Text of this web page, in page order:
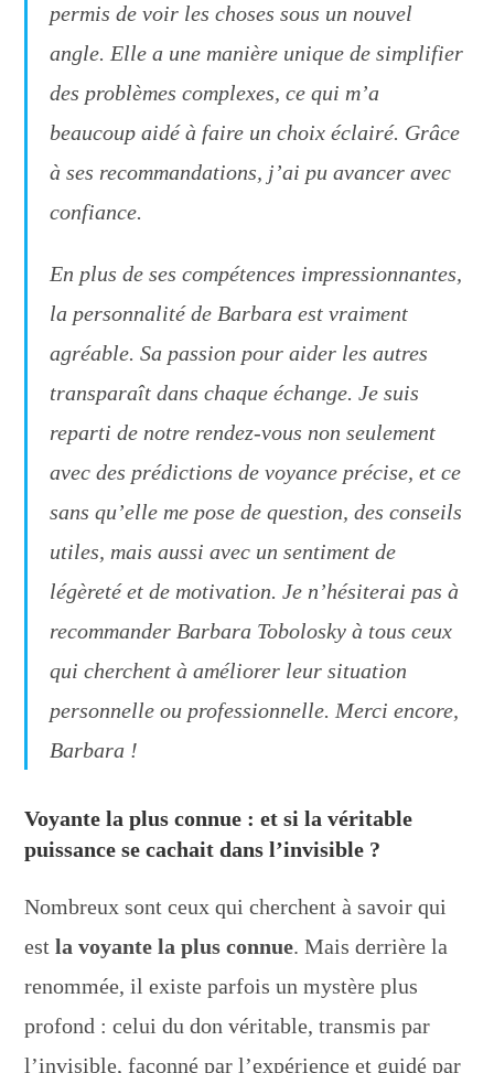
permis de voir les choses sous un nouvel
angle. Elle a une manière unique de simplifier
des problèmes complexes, ce qui m’a
beaucoup aidé à faire un choix éclairé. Grâce
à ses recommandations, j’ai pu avancer avec
confiance.
En plus de ses compétences impressionnantes,
la personnalité de Barbara est vraiment
agréable. Sa passion pour aider les autres
transparaît dans chaque échange. Je suis
reparti de notre rendez-vous non seulement
avec des prédictions de voyance précise, et ce
sans qu’elle me pose de question, des conseils
utiles, mais aussi avec un sentiment de
légèreté et de motivation. Je n’hésiterai pas à
recommander Barbara Tobolosky à tous ceux
qui cherchent à améliorer leur situation
personnelle ou professionnelle. Merci encore,
Barbara !
Voyante la plus connue : et si la véritable
puissance se cachait dans l’invisible ?
Nombreux sont ceux qui cherchent à savoir qui
estla voyante la plus connue. Mais derrière la
renommée, il existe parfois un mystère plus
profond : celui du don véritable, transmis par
l’invisible, façonné par l’expérience et guidé par